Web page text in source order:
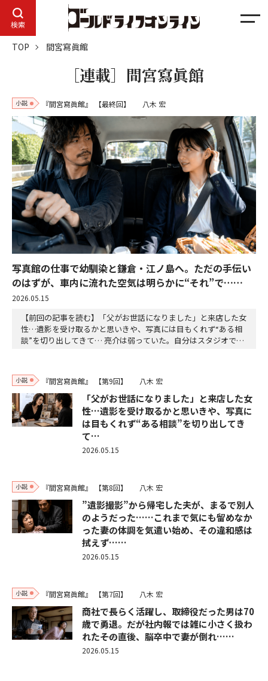
検索
メ
TOP 間宮寫眞館
［連載］間宮寫眞館
小説 『間宮寫眞館』 【最終回】 八木 宏
写真館の仕事で幼馴染と鎌倉・江ノ島へ。ただの手伝い
のはずが、車内に流れた空気は明らかに“それ”で……
2026.05.15
【前回の記事を読む】「父がお世話になりました」と来店した女
性…遺影を受け取るかと思いきや、写真には目もくれず“ある相
談”を切り出してきて… 亮介は弱っていた。自分はスタジオで肖
のもお支払いしたいと思います。受けていただけないでしょう
か」「はあ。私は写真館をやっておりますが、スナップ…
小説 『間宮寫眞館』 【第9回】 八木 宏
「父がお世話になりました」と来店した女
性…遺影を受け取るかと思いきや、写真に
は目もくれず“ある相談”を切り出してき
て…
2026.05.15
小説 『間宮寫眞館』 【第8回】 八木 宏
”遺影撮影”から帰宅した夫が、まるで別人
のようだった……これまで気にも留めなか
った妻の体調を気遣い始め、その違和感は
拭えず……
2026.05.15
小説 『間宮寫眞館』 【第7回】 八木 宏
商社で長らく活躍し、取締役だった男は70
歳で勇退。だが社内報では雑に小さく扱わ
れた――その直後、脳卒中で妻が倒れ……
2026.05.15